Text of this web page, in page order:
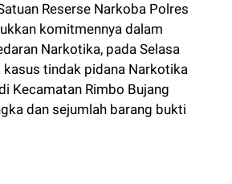
Reserse Narkoba Polres
komitmennya dalam
Narkotika, pada Selasa
tindak pidana Narkotika
Kecamatan Rimbo Bujang
dan sejumlah barang bukti